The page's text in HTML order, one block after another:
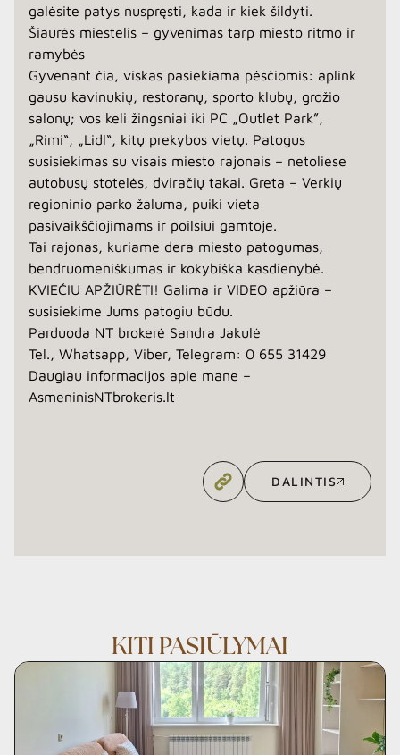
galėsite patys nuspręsti, kada ir kiek šildyti.
Šiaurės miestelis – gyvenimas tarp miesto ritmo ir
ramybės
Gyvenant čia, viskas pasiekiama pėsčiomis: aplink
gausu kavinukių, restoranų, sporto klubų, grožio
salonų; vos keli žingsniai iki PC „Outlet Park”,
„Rimi“, „Lidl“, kitų prekybos vietų. Patogus
susisiekimas su visais miesto rajonais – netoliese
autobusų stotelės, dviračių takai. Greta – Verkių
regioninio parko žaluma, puiki vieta
pasivaikščiojimams ir poilsiui gamtoje.
Tai rajonas, kuriame dera miesto patogumas,
bendruomeniškumas ir kokybiška kasdienybė.
KVIEČIU APŽIŪRĖTI! Galima ir VIDEO apžiūra –
susisiekime Jums patogiu būdu.
Parduoda NT brokerė Sandra Jakulė
Tel., Whatsapp, Viber, Telegram: 0 655 31429
Daugiau informacijos apie mane –
AsmeninisNTbrokeris.lt
DALINTIS
KITI PASIŪLYMAI